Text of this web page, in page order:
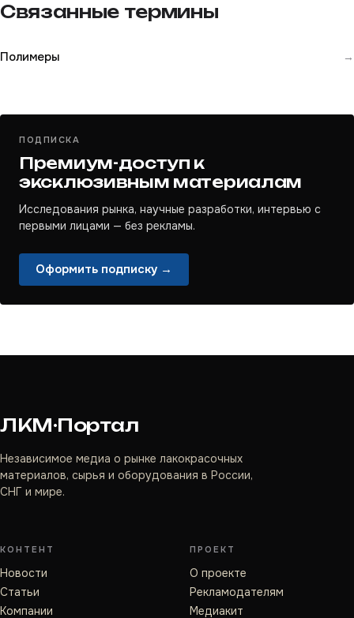
Связанные термины
Полимеры →
ПОДПИСКА
Премиум-доступ к
эксклюзивным материалам
Исследования рынка, научные разработки, интервью с
первыми лицами — без рекламы.
Оформить подписку →
ЛКМ·Портал
Независимое медиа о рынке лакокрасочных
материалов, сырья и оборудования в России,
СНГ и мире.
КОНТЕНТ
Новости
Статьи
Компании
ПРОЕКТ
О проекте
Рекламодателям
Медиакит